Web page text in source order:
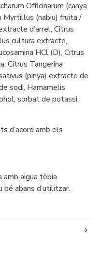
Officinarum (canya
Myrtillus (nabiu) fruita /
d’arrel, Citrus
cultura extracte,
HCl (D), Citrus
Citrus Tangerina
(pinya) extracte de
sodi, Hamamelis
sorbat de potassi,
d’acord amb els
aigua tèbia.
abans d’utilitzar.